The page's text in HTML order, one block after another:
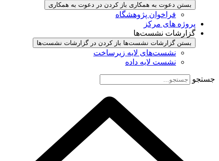
بستن دعوت به همکاری باز کردن در دعوت به همکاری
فراخوان پژوهشگاه
پروژه های مرکز
گزارشات نشست‌ها
بستن گزارشات نشست‌ها باز کردن در گزارشات نشست‌ها
نشست‌‌های لایه زیرساخت
نشست لایه داده
جستجو